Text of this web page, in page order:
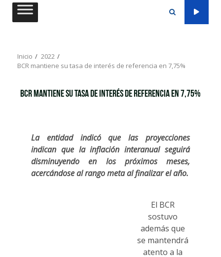
Saltar
Inicio
2022
BCR mantiene su tasa de interés de referencia en 7,75%
BCR mantiene su tasa de interés de referencia en 7,75%
La entidad indicó que las proyecciones
indican que la inflación interanual seguirá
disminuyendo en los próximos meses,
acercándose al rango meta al finalizar el año.
El BCR
sostuvo
además que
se mantendrá
atento a la